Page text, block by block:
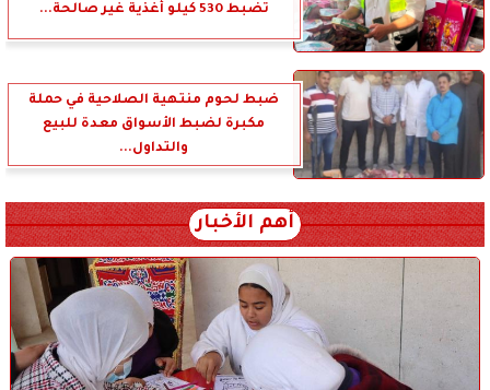
تضبط 530 كيلو أغذية غير صالحة...
ضبط لحوم منتهية الصلاحية في حملة
مكبرة لضبط الأسواق معدة للبيع
والتداول...
أهم الأخبار